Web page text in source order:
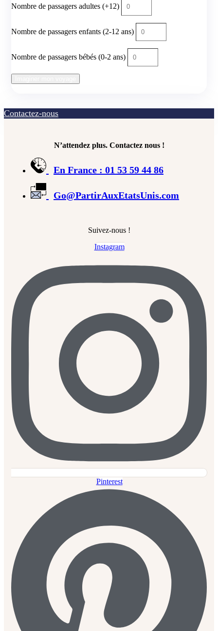
Nombre de passagers adultes (+12)
Nombre de passagers enfants (2-12 ans)
Nombre de passagers bébés (0-2 ans)
Contactez-nous
N’attendez plus. Contactez nous !
En France : 01 53 59 44 86
Go@PartirAuxEtatsUnis.com
Suivez-nous !
Instagram
Pinterest